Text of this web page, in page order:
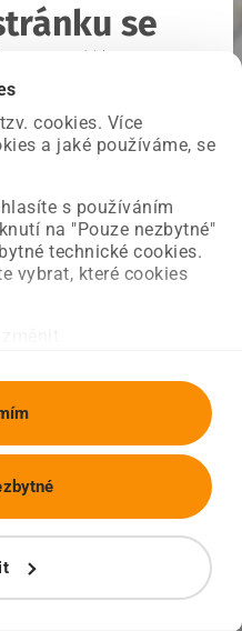
cookies. Více
a jaké používáme, se
s používáním
na "Pouze nezbytné"
technické cookies.
vybrat, které cookies
se
a už ji opravujeme.
požadovanou stránku.
Úvodní strana